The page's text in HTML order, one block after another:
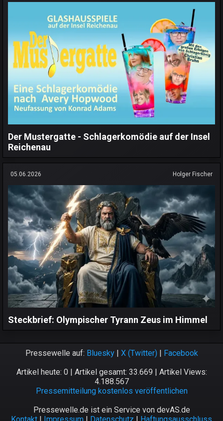
Der Mustergatte - Schlagerkomödie auf der Insel
Reichenau
05.06.2026 Holger Fischer
Steckbrief: Olympischer Tyrann Zeus im Himmel
Pressewelle auf: Bluesky| X (Twitter)| Facebook
Artikel heute: 0 | Artikel gesamt: 33.669 | Artikel Views:
4.188.567
Pressemitteilung kostenlos veröffentlichen
Pressewelle.de ist ein Service von devAS.de